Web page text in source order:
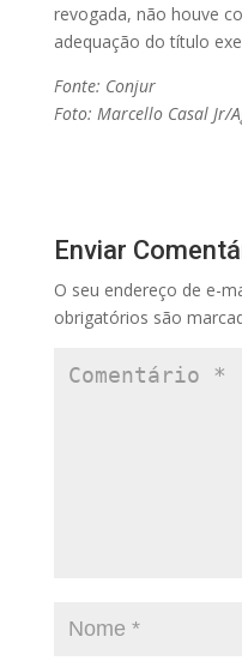
revogada, não houve
adequação do título
Fonte: Conjur
Foto: Marcello Casal Jr/
Enviar
O seu endereço de e-
obrigatórios são